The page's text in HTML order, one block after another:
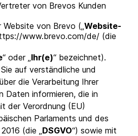
von Brevos Kunden
Website von Brevo („Website-
www.brevo.com/de/ (die
“ oder „Ihr(e)“ bezeichnet).
auf verständliche und
die Verarbeitung Ihrer
Daten informieren, die in
der Verordnung (EU)
Parlaments und des
(die „DSGVO“) sowie mit